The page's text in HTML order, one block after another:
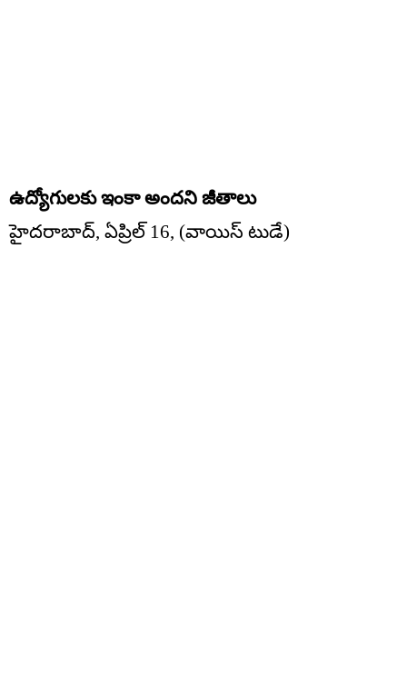
ఉద్యోగులకు ఇంకా అందని జీతాలు
హైదరాబాద్, ఏప్రిల్ 16, (వాయిస్ టుడే)